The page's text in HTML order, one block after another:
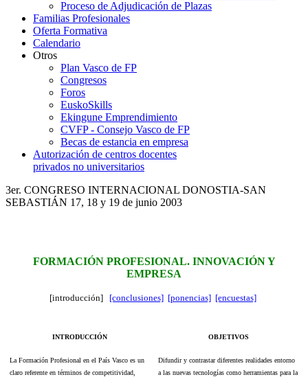
Proceso de Adjudicación de Plazas
Familias Profesionales
Oferta Formativa
Calendario
Otros
Plan Vasco de FP
Congresos
Foros
EuskoSkills
Ekingune Emprendimiento
CVFP - Consejo Vasco de FP
Becas de estancia en empresa
Autorización de centros docentes
privados no universitarios
3er. CONGRESO INTERNACIONAL DONOSTIA-SAN
SEBASTIÁN 17, 18 y 19 de junio 2003
FORMACIÓN PROFESIONAL. INNOVACIÓN Y
EMPRESA
[introducción] [conclusiones] [ponencias] [encuestas]
INTRODUCCIÓN
La Formación Profesional en el País Vasco es un
claro referente en términos de competitividad,
OBJETIVOS
Difundir y contrastar diferentes realidades entorno
a las nuevas tecnologías como herramientas para la